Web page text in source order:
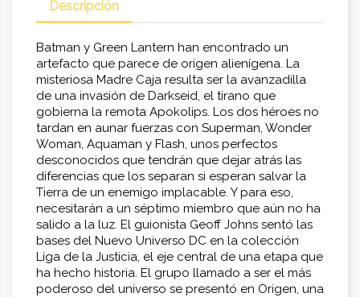
Descripción
Batman y Green Lantern han encontrado un
artefacto que parece de origen alienígena. La
misteriosa Madre Caja resulta ser la avanzadilla
de una invasión de Darkseid, el tirano que
gobierna la remota Apokolips. Los dos héroes no
tardan en aunar fuerzas con Superman, Wonder
Woman, Aquaman y Flash, unos perfectos
desconocidos que tendrán que dejar atrás las
diferencias que los separan si esperan salvar la
Tierra de un enemigo implacable. Y para eso,
necesitarán a un séptimo miembro que aún no ha
salido a la luz. El guionista Geoff Johns sentó las
bases del Nuevo Universo DC en la colección
Liga de la Justicia, el eje central de una etapa que
ha hecho historia. El grupo llamado a ser el más
poderoso del universo se presentó en Origen, una